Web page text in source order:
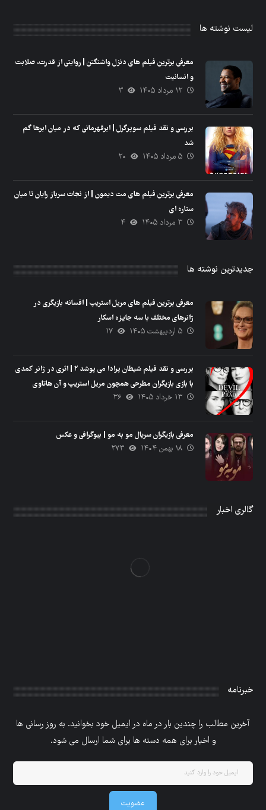
لیست نوشته ها
معرفی برترین فیلم های دنزل واشنگتن | روایتی از قدرت، صلابت
و انسانیت
۱۲ مرداد ۱۴۰۵
۳
بررسی و نقد فیلم سوپرگرل | ابرقهرمانی که در میان ابرها گم
شد
۵ مرداد ۱۴۰۵
۲۰
معرفی برترین فیلم های مت دیمون | از نجات سرباز رایان تا میان
ستاره ای
۳ مرداد ۱۴۰۵
۴
جدیدترین نوشته ها
معرفی برترین فیلم های مریل استریپ | افسانه بازیگری در
ژانرهای مختلف با سه جایزه اسکار
۵ اردیبهشت ۱۴۰۵
۱۷
بررسی و نقد فیلم شیطان پرادا می پوشد ۲ | اثری در ژانر کمدی
با بازی بازیگران مطرحی همچون مریل استریپ و آن هاتاوی
۱۳ خرداد ۱۴۰۵
۳۶
معرفی بازیگران سریال مو به مو | بیوگرافی و عکس
۱۸ بهمن ۱۴۰۴
۲۷۳
گالری اخبار
خبرنامه
آخرین مطالب را چندین بار در ماه در ایمیل خود بخوانید. به روز رسانی ها
و اخبار برای همه دسته ها برای شما ارسال می شود.
عضویت